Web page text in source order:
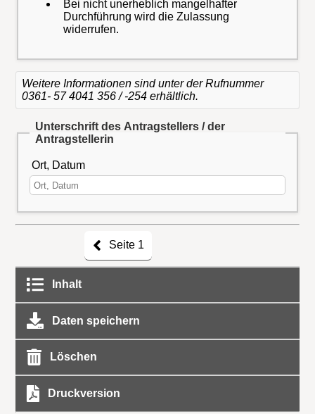
Bei nicht unerheblich mangelhafter
Durchführung wird die Zulassung
widerrufen.
Weitere Informationen sind unter der Rufnummer
0361- 57 4041 356 / -254 erhältlich.
Unterschrift des Antragstellers / der
Antragstellerin
Ort, Datum
Seite 1
Inhalt
Daten speichern
Löschen
Druckversion